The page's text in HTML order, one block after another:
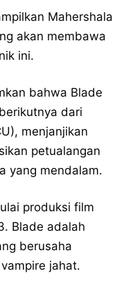
Mahershala
akan membawa
ini.
bahwa Blade
dari
menjanjikan
petualangan
yang mendalam.
produksi film
Blade adalah
berusaha
jahat.